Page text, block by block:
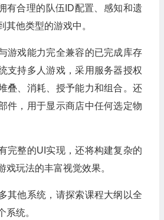
有合理的队伍ID配置、感知和遗
其他类型的游戏中。
游戏能力完全兼容的已完成库存
支持多人游戏，采用服务器授权
叠、消耗、授予能力和组合。还
件，用于显示商店中任何选定物
完整的UI实现，还将构建复杂的
戏玩法的丰富视觉效果。
其他系统，请探索课程大纲以全
系统。